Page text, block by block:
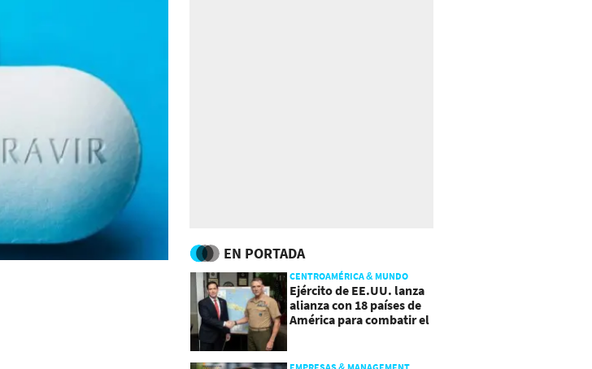
EN PORTADA
CENTROAMÉRICA & MUNDO
Ejército de EE.UU. lanza
alianza con 18 países de
América para combatir el